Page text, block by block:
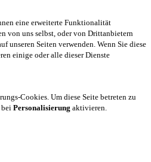
eine erweiterte Funktionalität
von uns selbst, oder von Drittanbietern
unseren Seiten verwenden. Wenn Sie diese
einige oder alle dieser Dienste
Cookies. Um diese Seite betreten zu
Personalisierung aktivieren.